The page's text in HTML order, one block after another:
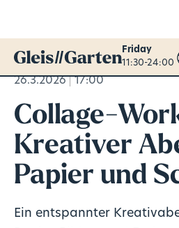
Friday
11:30-24:00
26.3.2026 17:00
Collage-
Kreativer
Papier und
Ein entspannter